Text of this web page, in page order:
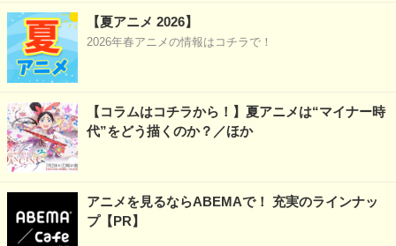
【夏アニメ 2026】
2026年春アニメの情報はコチラで！
【コラムはコチラから！】夏アニメは“マイナー時
代”をどう描くのか？／ほか
アニメを見るならABEMAで！ 充実のラインナッ
プ【PR】